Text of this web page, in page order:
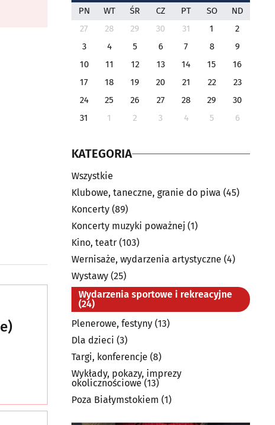
PN WT ŚR CZ PT SO
ND
27
28 29 30 31 1
2
3
4 5 6 7 8
9
10
11 12 13 14 15
16
17
18 19 20 21 22
23
24
25 26 27 28 29
30
31
1 2 3 4 5 6
KATEGORIA
Wszystkie
Klubowe, taneczne, granie do piwa (45)
Koncerty (89)
Koncerty muzyki poważnej (1)
Kino, teatr (103)
Wernisaże, wydarzenia artystyczne (4)
Wystawy (25)
Wydarzenia sportowe i rekreacyjne
(24)
Plenerowe, festyny (13)
Dla dzieci (3)
Targi, konferencje (8)
Wykłady, pokazy, imprezy
okolicznościowe (13)
Poza Białymstokiem (1)